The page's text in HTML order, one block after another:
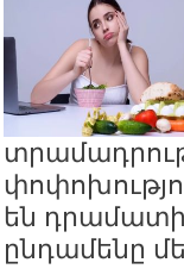
են
ընդամենը